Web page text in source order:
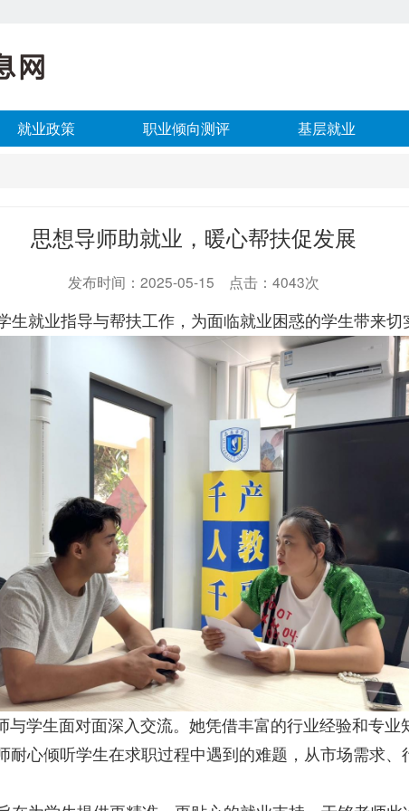
就业政策 职业倾向测评 基层就业
思想导师助就业，暖心帮扶促发展
发布时间：2025-05-15 点击：4043次
就业指导与帮扶工作，为面临就业困惑的学生带来切
与学生面对面深入交流。她凭借丰富的行业经验和专业
耐心倾听学生在求职过程中遇到的难题，从市场需求